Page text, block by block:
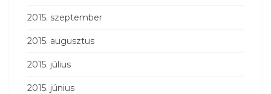
2015. szeptember
2015. augusztus
2015. július
2015. június